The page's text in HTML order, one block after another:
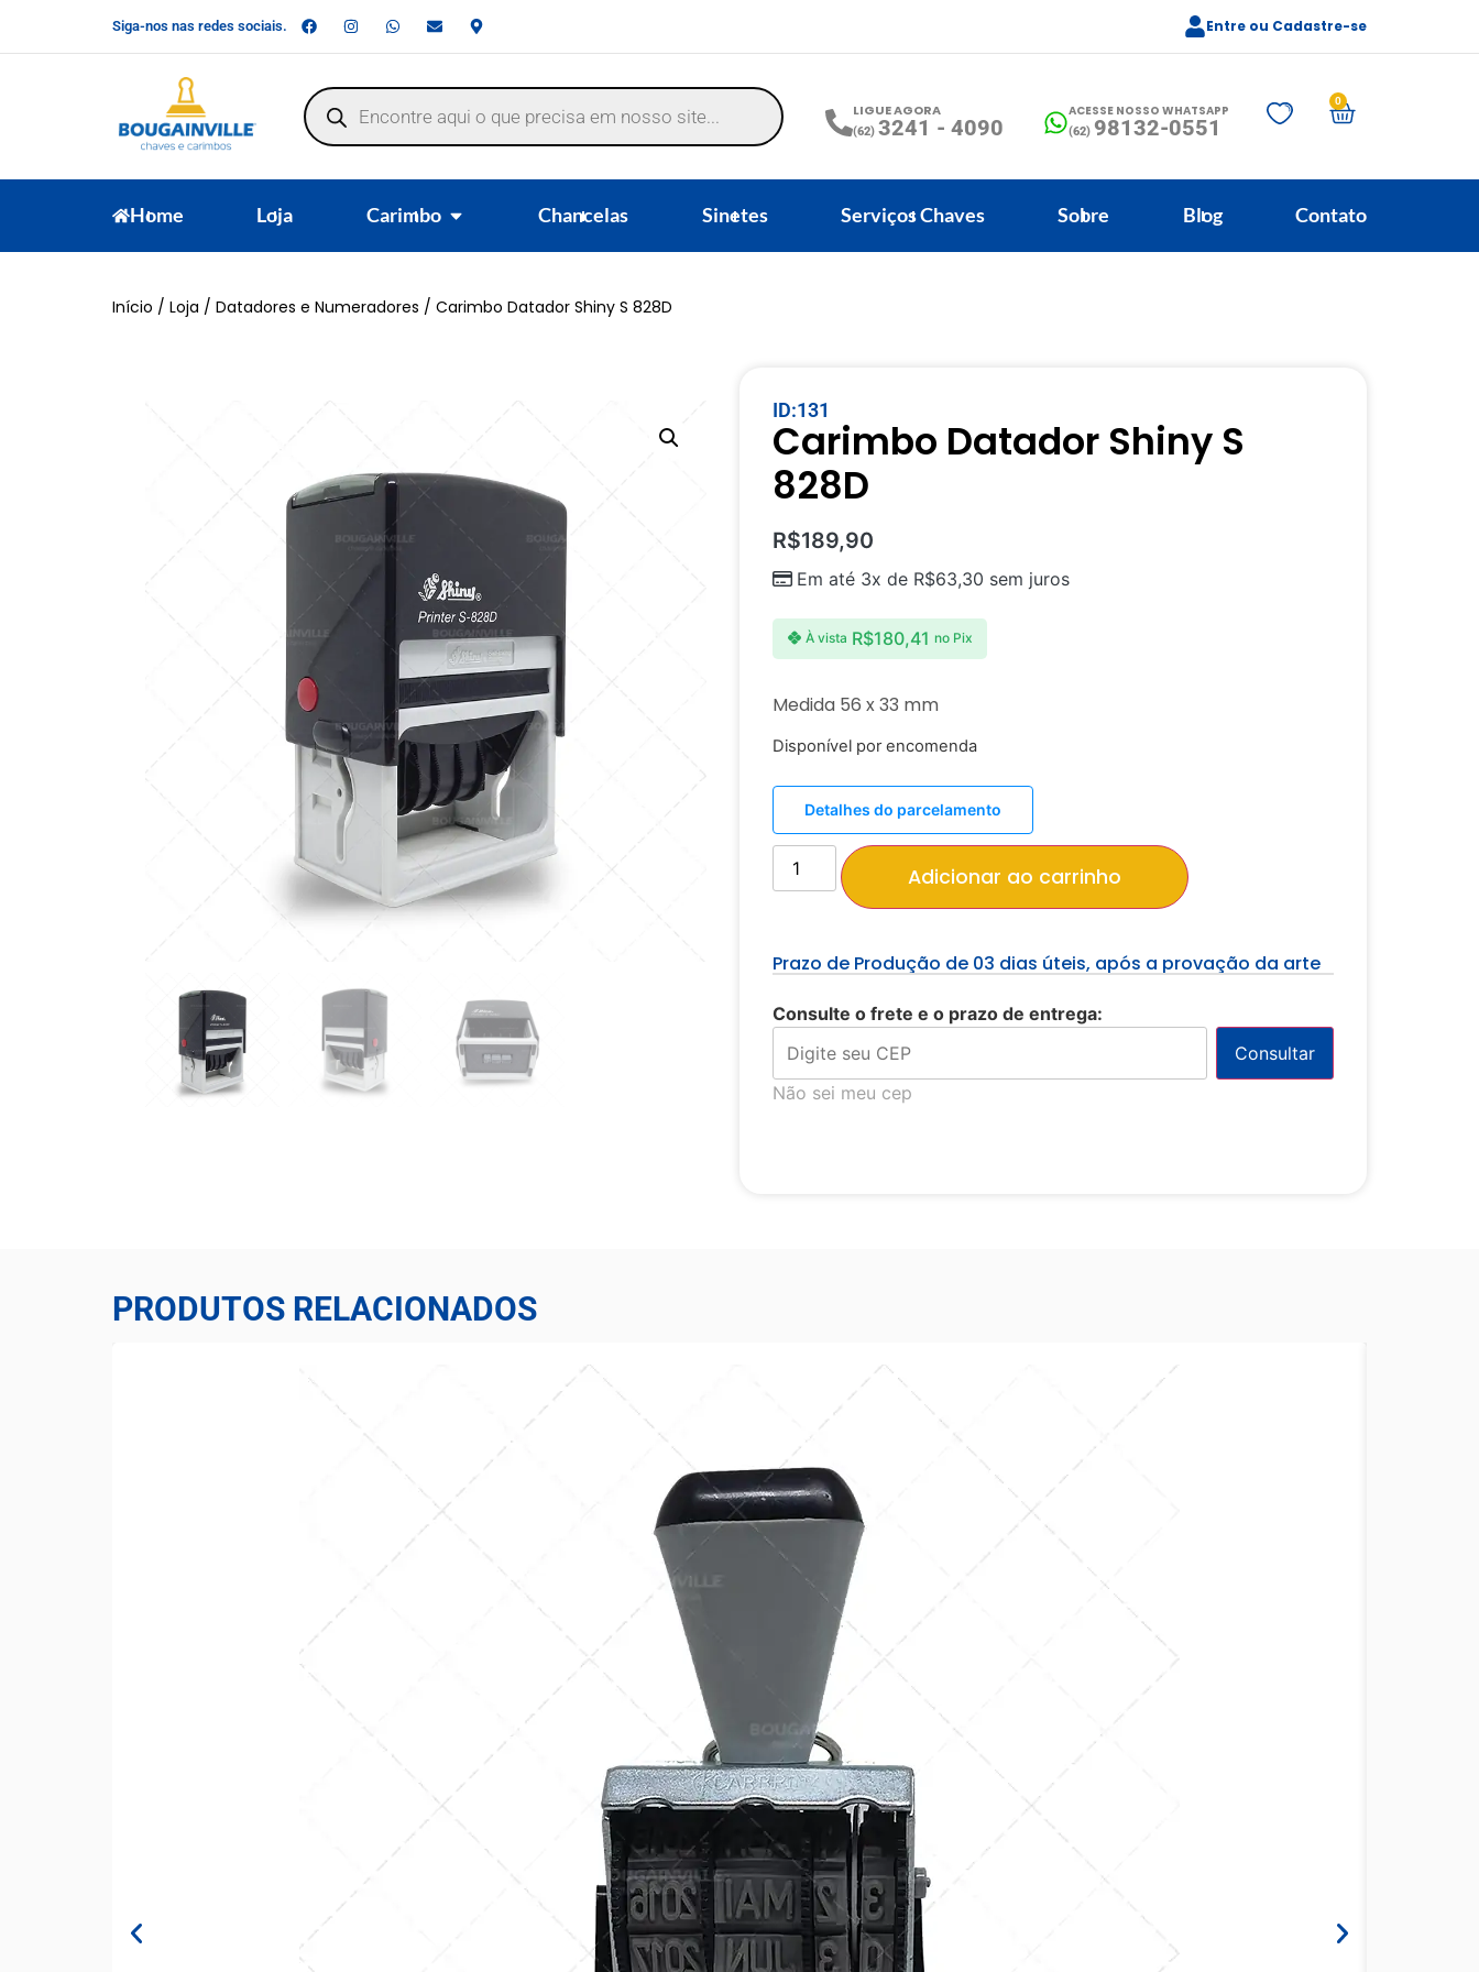
Siga-nos nas redes sociais. Entre ou Cadastre-se
LIGUE AGORA
(62) 3241 - 4090
ACESSE NOSSO WHATSAPP
(62) 98132-0551
0
Home Loja Carimbo Chancelas Sinetes Serviços Chaves Sobre Blog Contato
Início / Loja / Datadores e Numeradores / Carimbo Datador Shiny S 828D
ID:131
Carimbo Datador Shiny S
828D
R$189,90
Em até 3x de R$63,30 sem juros
À vista R$180,41 no Pix
Medida 56 x 33 mm
Disponível por encomenda
Detalhes do parcelamento
Adicionar ao carrinho
Prazo de Produção de 03 dias úteis, após a provação da arte
Consulte o frete e o prazo de entrega:
Consultar
Não sei meu cep
PRODUTOS RELACIONADOS